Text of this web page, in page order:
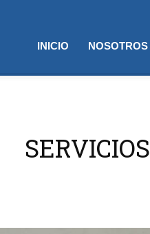
INICIO NOSOTROS